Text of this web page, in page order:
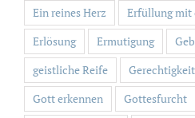
Ein reines Herz
Erfüllung mit
Erlösung
Ermutigung
geistliche Reife
Gerechtigkeit
Gott erkennen
Gottesfurcht